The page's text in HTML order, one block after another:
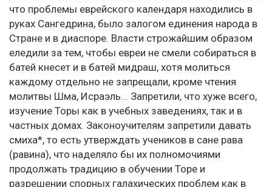
что проблемы еврейского календаря находились в
руках Сангедрина, было залогом единения народа в
Стране и в диаспоре. Власти строжайшим образом
еледили за тем, чтобы евреи не смели собираться в
батей кнесет и в батей мидраш, хотя молиться
каждому отдельно не запрещали, кроме чтения
молитвы Шма, Исраэль... Запретили, что хуже всего,
изучение Торы как в учебных заведениях, так и в
частных домах. Законоучителям запретили давать
смиха*, то есть утверждать учеников в сане рава
(равина), что наделяло бы их полномочиями
продолжать традицию в обучении Торе и
разрешении спорных галахических проблем как в